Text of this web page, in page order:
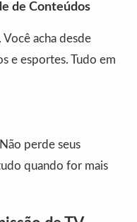
de Conteúdos
acha desde
e esportes. Tudo em
perde seus
quando for mais